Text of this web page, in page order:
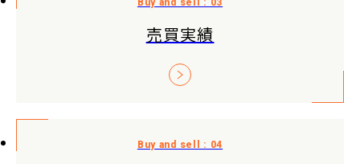
売買実績